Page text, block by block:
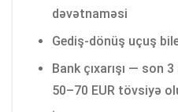
dəvətnaməsi
Gediş-dönüş uçuş
Bank çıxarışı — son
50–70 EUR tövsiyə